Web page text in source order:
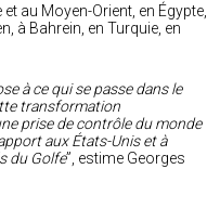
au Moyen-Orient, en Égypte,
à Bahrein, en Turquie, en
à ce qui se passe dans le
transformation
prise de contrôle du monde
aux États-Unis et à
du Golfe”, estime Georges